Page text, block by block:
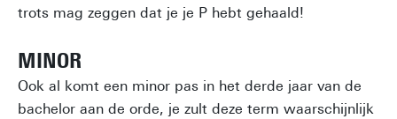
trots mag zeggen dat je je P hebt gehaald!
MINOR
Ook al komt een minor pas in het derde jaar van de
bachelor aan de orde, je zult deze term waarschijnlijk